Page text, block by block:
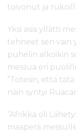
toivonut ja
Yksi asia yllätti
tehneet sen vain
puhelin alkoikin
messua eri
”Totesin, että
näin syntyi
”Afrikka oli
maaperä